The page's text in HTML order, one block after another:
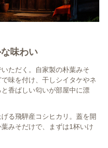
味わい
ただく。自家製の朴葉みそ
味を付け、干しシイタケやネ
香ばしい匂いが部屋中に漂
る飛騨産コシヒカリ。蓋を開
みそだけで、まずは1杯いけ